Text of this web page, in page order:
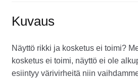
Kuvaus
Näyttö rikki ja kosketus ei toimi?
kosketus ei toimi, näyttö ei ole
esiintyy värivirheitä niin